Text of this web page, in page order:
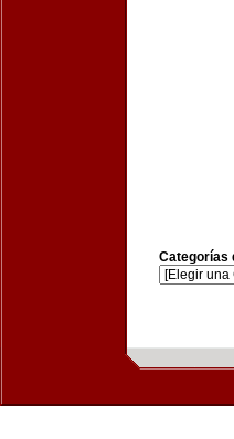
Categorías